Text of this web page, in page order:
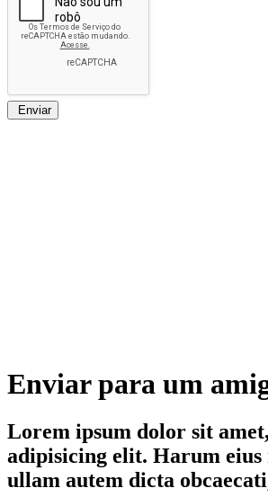
Enviar
Enviar para um
Lorem ipsum dolor sit
adipisicing elit. Harum eius
ullam autem dicta